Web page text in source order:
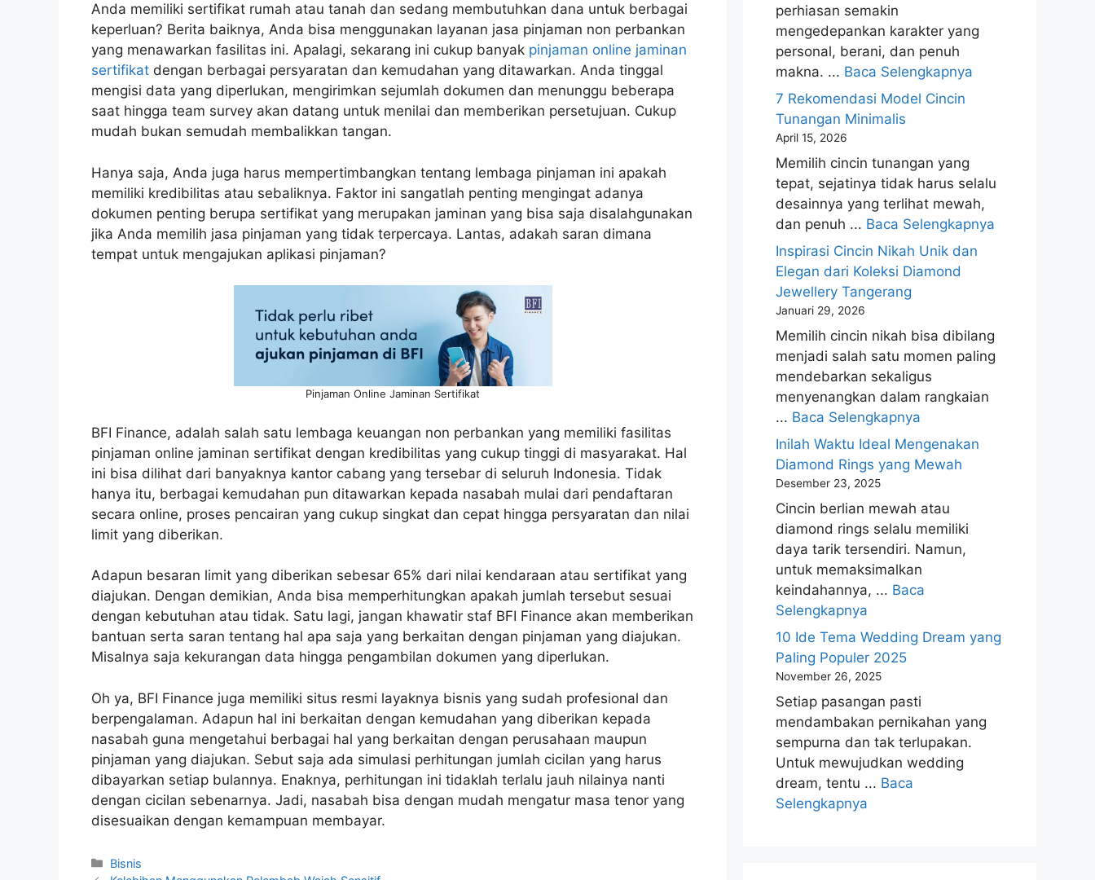
Anda memiliki sertifikat rumah atau tanah dan sedang membutuhkan dana untuk berbagai
keperluan? Berita baiknya, Anda bisa menggunakan layanan jasa pinjaman non perbankan
yang menawarkan fasilitas ini. Apalagi, sekarang ini cukup banyak pinjaman online jaminan
sertifikat dengan berbagai persyaratan dan kemudahan yang ditawarkan. Anda tinggal
mengisi data yang diperlukan, mengirimkan sejumlah dokumen dan menunggu beberapa
saat hingga team survey akan datang untuk menilai dan memberikan persetujuan. Cukup
mudah bukan semudah membalikkan tangan.
Hanya saja, Anda juga harus mempertimbangkan tentang lembaga pinjaman ini apakah
memiliki kredibilitas atau sebaliknya. Faktor ini sangatlah penting mengingat adanya
dokumen penting berupa sertifikat yang merupakan jaminan yang bisa saja disalahgunakan
jika Anda memilih jasa pinjaman yang tidak terpercaya. Lantas, adakah saran dimana
tempat untuk mengajukan aplikasi pinjaman?
Pinjaman Online Jaminan Sertifikat
BFI Finance, adalah salah satu lembaga keuangan non perbankan yang memiliki fasilitas
pinjaman online jaminan sertifikat dengan kredibilitas yang cukup tinggi di masyarakat. Hal
ini bisa dilihat dari banyaknya kantor cabang yang tersebar di seluruh Indonesia. Tidak
hanya itu, berbagai kemudahan pun ditawarkan kepada nasabah mulai dari pendaftaran
secara online, proses pencairan yang cukup singkat dan cepat hingga persyaratan dan nilai
limit yang diberikan.
Adapun besaran limit yang diberikan sebesar 65% dari nilai kendaraan atau sertifikat yang
diajukan. Dengan demikian, Anda bisa memperhitungkan apakah jumlah tersebut sesuai
dengan kebutuhan atau tidak. Satu lagi, jangan khawatir staf BFI Finance akan memberikan
bantuan serta saran tentang hal apa saja yang berkaitan dengan pinjaman yang diajukan.
Misalnya saja kekurangan data hingga pengambilan dokumen yang diperlukan.
Oh ya, BFI Finance juga memiliki situs resmi layaknya bisnis yang sudah profesional dan
berpengalaman. Adapun hal ini berkaitan dengan kemudahan yang diberikan kepada
nasabah guna mengetahui berbagai hal yang berkaitan dengan perusahaan maupun
pinjaman yang diajukan. Sebut saja ada simulasi perhitungan jumlah cicilan yang harus
dibayarkan setiap bulannya. Enaknya, perhitungan ini tidaklah terlalu jauh nilainya nanti
dengan cicilan sebenarnya. Jadi, nasabah bisa dengan mudah mengatur masa tenor yang
disesuaikan dengan kemampuan membayar.
Kategori
Bisnis
perhiasan semakin
mengedepankan karakter yang
personal, berani, dan penuh
makna. ... Baca Selengkapnya
7 Rekomendasi Model Cincin
Tunangan Minimalis
April 15, 2026
Memilih cincin tunangan yang
tepat, sejatinya tidak harus selalu
desainnya yang terlihat mewah,
dan penuh ... Baca Selengkapnya
Inspirasi Cincin Nikah Unik dan
Elegan dari Koleksi Diamond
Jewellery Tangerang
Januari 29, 2026
Memilih cincin nikah bisa dibilang
menjadi salah satu momen paling
mendebarkan sekaligus
menyenangkan dalam rangkaian
... Baca Selengkapnya
Inilah Waktu Ideal Mengenakan
Diamond Rings yang Mewah
Desember 23, 2025
Cincin berlian mewah atau
diamond rings selalu memiliki
daya tarik tersendiri. Namun,
untuk memaksimalkan
keindahannya, ... Baca
Selengkapnya
10 Ide Tema Wedding Dream yang
Paling Populer 2025
November 26, 2025
Setiap pasangan pasti
mendambakan pernikahan yang
sempurna dan tak terlupakan.
Untuk mewujudkan wedding
dream, tentu ... Baca
Selengkapnya